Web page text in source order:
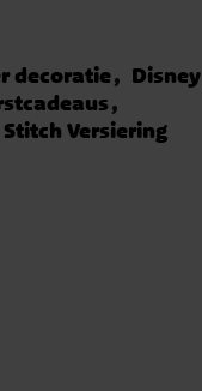
decoratie
Disney
Versiering